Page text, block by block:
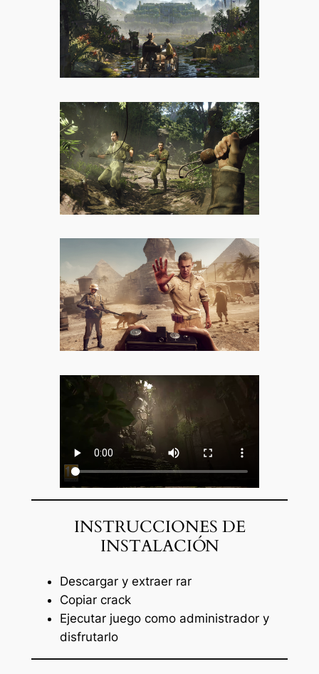
INSTRUCCIONES DE
INSTALACIÓN
Descargar y extraer rar
Copiar crack
Ejecutar juego como administrador y
disfrutarlo